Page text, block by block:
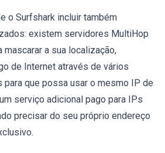
o Surfshark incluir também
existem servidores MultiHop
mascarar a sua localização,
de Internet através de vários
que possa usar o mesmo IP de
serviço adicional pago para IPs
precisar do seu próprio endereço